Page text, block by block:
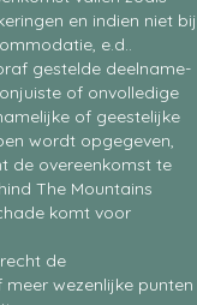
en indien niet bij
e.d..
gestelde deelname-
of onvolledige
of geestelijke
wordt opgegeven,
de overeenkomst te
The Mountains
komt voor
de
wezenlijke punten